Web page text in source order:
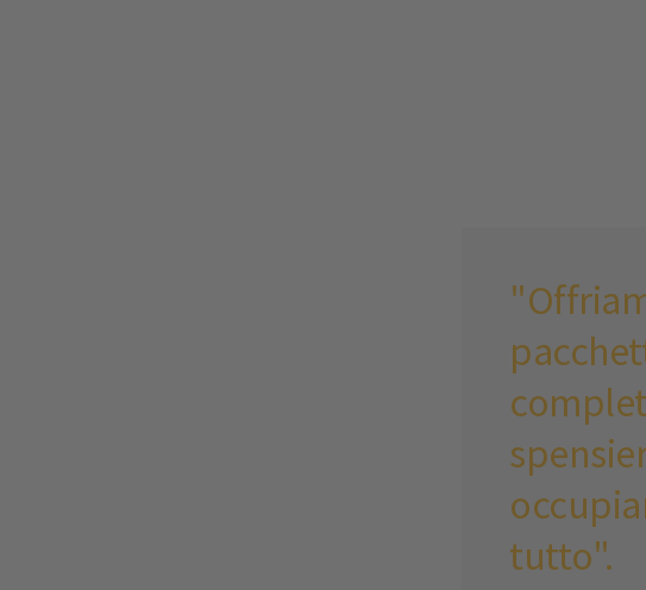
incorporare i
contenuti
video che
possono
rilevare
informazioni
sulla sua
attività. La
invitiamo a
controllare i
dettagli e ad
tutto".